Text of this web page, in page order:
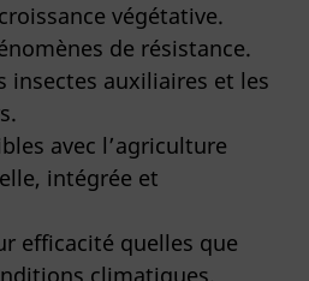
végétative.
de résistance.
insectes auxiliaires et les
avec l’agriculture
intégrée et
efficacité quelles que
climatiques.